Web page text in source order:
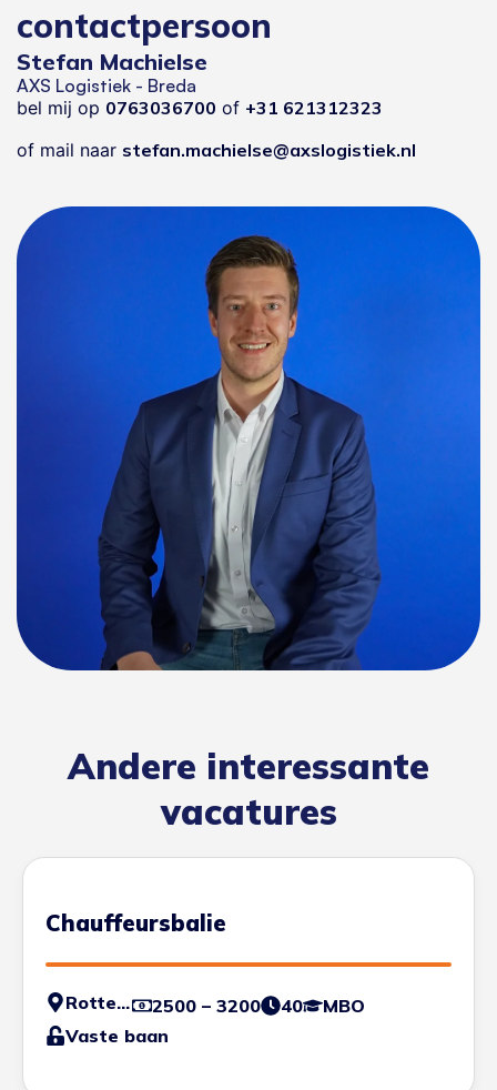
contactpersoon
Stefan Machielse
AXS Logistiek - Breda
bel mij op 0763036700 of +31 621312323
of mail naar stefan.machielse@axslogistiek.nl
Andere interessante
vacatures
Chauffeursbalie
Rotterdam 2500 – 3200 40
MBO
Vaste baan